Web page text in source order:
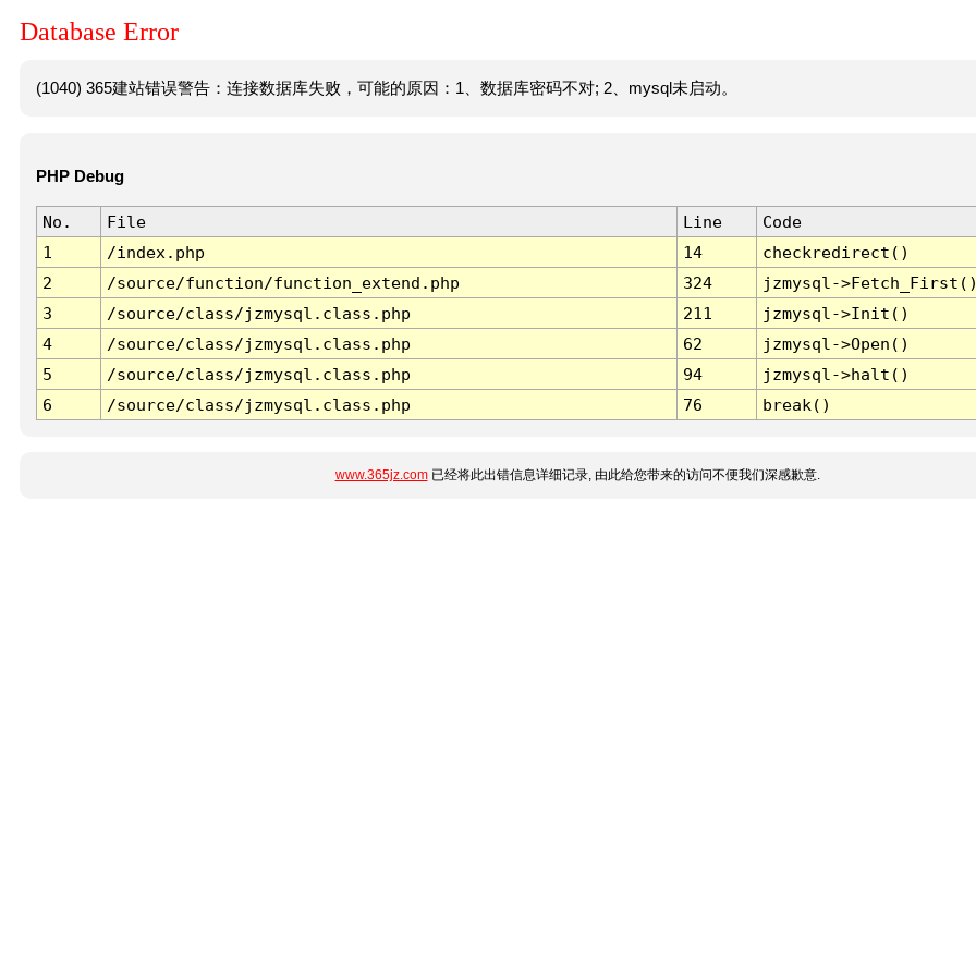
Database Error
(1040) 365建站错误警告：连接数据库失败，可能的原因：1、数据库密码不对; 2、mysql未启动。
PHP Debug
No. File Line
Code
1
/index.php 14
checkredirect()
2
/source/function/function_extend.php 324
jzmysql-
3
/source/class/jzmysql.class.php 211
jzmysql->Init()
4
/source/class/jzmysql.class.php 62
jzmysql->Open()
5
/source/class/jzmysql.class.php 94
jzmysql->halt()
6
/source/class/jzmysql.class.php 76 break()
www.365jz.com已经将此出错信息详细记录, 由此给您带来的访问不便我们深感歉意.